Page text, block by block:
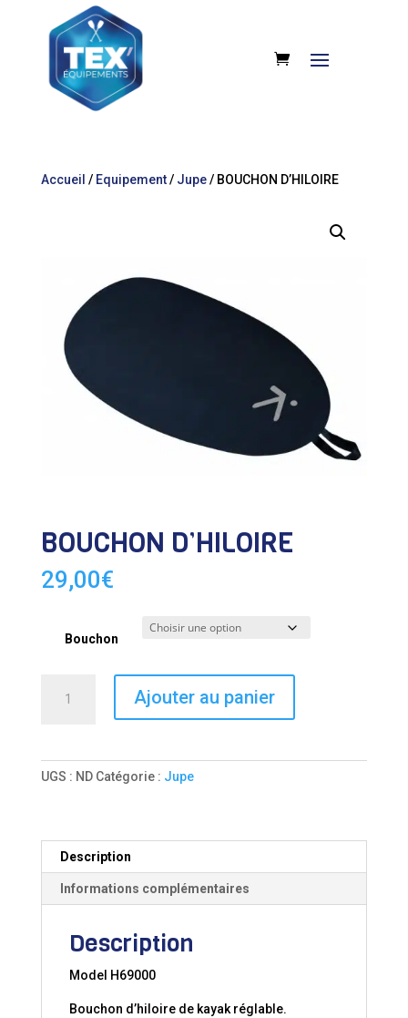
Accueil / Equipement/ Jupe/ BOUCHON D’HILOIRE
BOUCHON D’HILOIRE
29,00€
Bouchon
Ajouter au panier
UGS : ND Catégorie : Jupe
Description
Informations complémentaires
Description
Model H69000
Bouchon d’hiloire de kayak réglable.